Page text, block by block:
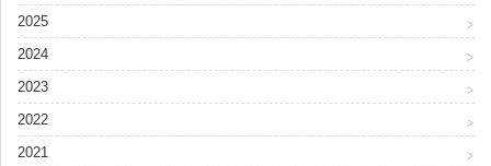
2025
2024
2023
2022
2021